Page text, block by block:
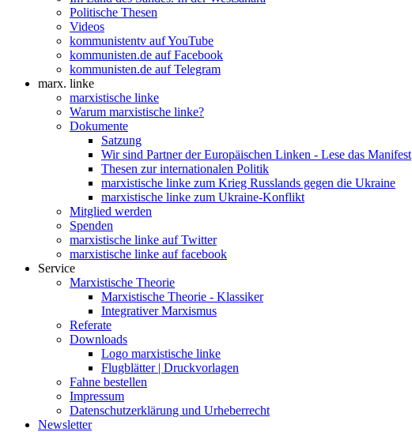
Politische Thesen
Videos
kommunistentv auf YouTube
kommunisten.de auf Facebook
kommunisten.de auf Telegram
marx. linke
marxistische linke
Warum marxistische linke?
Dokumente
Satzung
Wir sind Partner der Europäischen Linken - Lese das Manifest
Thesen zur internationalen Politik
marxistische linke zum Krieg Russlands gegen die Ukraine
marxistische linke zum Ukraine-Konflikt
Mitglied werden
Spenden
marxistische linke auf Twitter
marxistische linke auf facebook
Service
Marxistische Theorie
Marxistische Theorie - Klassiker
Integrativer Marxismus
Referate
Downloads
Logo marxistische linke
Flugblätter | Druckvorlagen
Fahne bestellen
Impressum
Datenschutzerklärung und Urheberrecht
Newsletter